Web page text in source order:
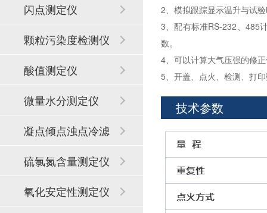
2、模拟跟踪显示温升与试
3、配有标准RS-232、485
数。
4、可以计算大气压强的修
5、开盖、点火、检测、打
技术参数
闪点测定仪
颗粒污染度检测仪
酸值测定仪
微量水分测定仪
凝点倾点浊点冷滤
点
硫氯氮含量测定仪
氧化安定性测定仪